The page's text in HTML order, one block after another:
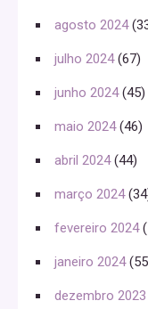
agosto 2024
julho 2024(67)
junho 2024(45)
maio 2024(46)
abril 2024(44)
março 2024
fevereiro 2024
janeiro 2024
dezembro 2023